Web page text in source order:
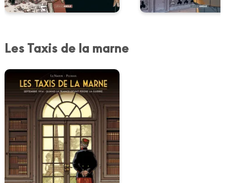
Les Taxis de la marne